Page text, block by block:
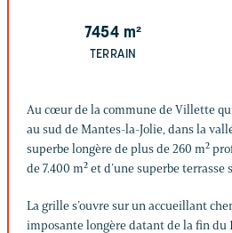
7454 m²
TERRAIN
Au cœur de la commune de Villette
au sud de Mantes-la-Jolie, dans la
superbe longère de plus de 260 m²
de 7.400 m² et d’une superbe terrasse
La grille s’ouvre sur un accueillant
imposante longère datant de la fin du